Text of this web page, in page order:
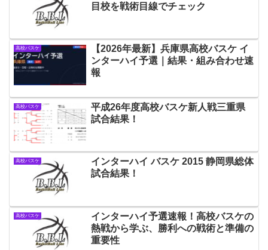
目校を戦術目線でチェック
高校バスケ
【2026年最新】兵庫県高校バスケ イ
ンターハイ予選｜結果・組み合わせ速
報
高校バスケ
平成26年度高校バスケ新人戦三重県
試合結果！
高校バスケ
インターハイ バスケ 2015 静岡県総体
試合結果！
高校バスケ
インターハイ予選速報！高校バスケの
熱戦から学ぶ、勝利への戦術と準備の
重要性